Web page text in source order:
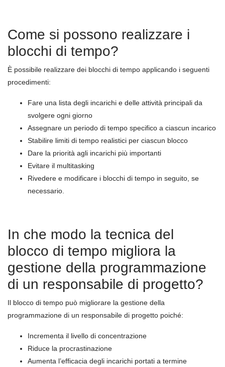
Come si possono realizzare i
blocchi di tempo?
È possibile realizzare dei blocchi di tempo applicando i seguenti
procedimenti:
Fare una lista degli incarichi e delle attività principali da
svolgere ogni giorno
Assegnare un periodo di tempo specifico a ciascun incarico
Stabilire limiti di tempo realistici per ciascun blocco
Dare la priorità agli incarichi più importanti
Evitare il multitasking
Rivedere e modificare i blocchi di tempo in seguito, se
necessario.
In che modo la tecnica del
blocco di tempo migliora la
gestione della programmazione
di un responsabile di progetto?
Il blocco di tempo può migliorare la gestione della
programmazione di un responsabile di progetto poiché:
Incrementa il livello di concentrazione
Riduce la procrastinazione
Aumenta l’efficacia degli incarichi portati a termine